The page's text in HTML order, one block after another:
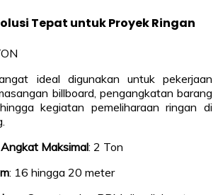
Tepat untuk Proyek Ringan
ideal digunakan untuk pekerjaan
billboard, pengangkatan barang
kegiatan pemeliharaan ringan di
Maksimal: 2 Ton
: 16 hingga 20 meter